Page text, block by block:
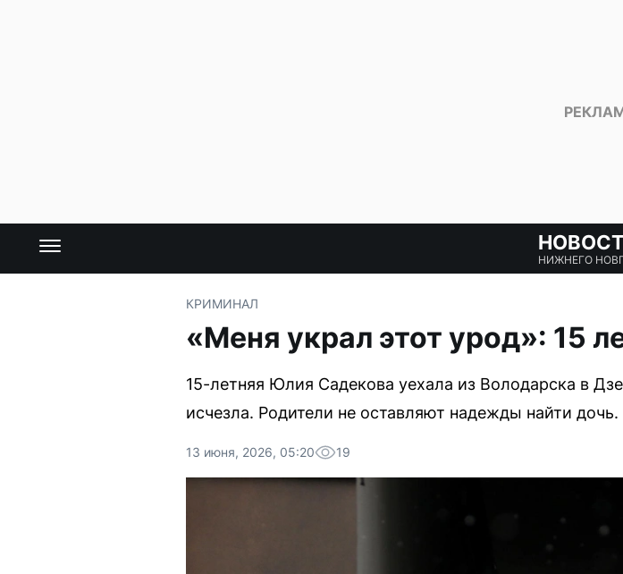
НИЖНЕГО
КРИМИНАЛ
«Меня украл этот урод»: 15
15-летняя Юлия Садекова уехала из Володарска в
исчезла. Родители не оставляют надежды найти дочь.
13 июня, 2026, 05:20 19